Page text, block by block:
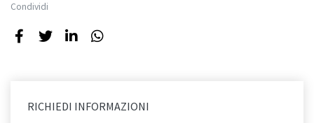
Condividi
RICHIEDI INFORMAZIONI